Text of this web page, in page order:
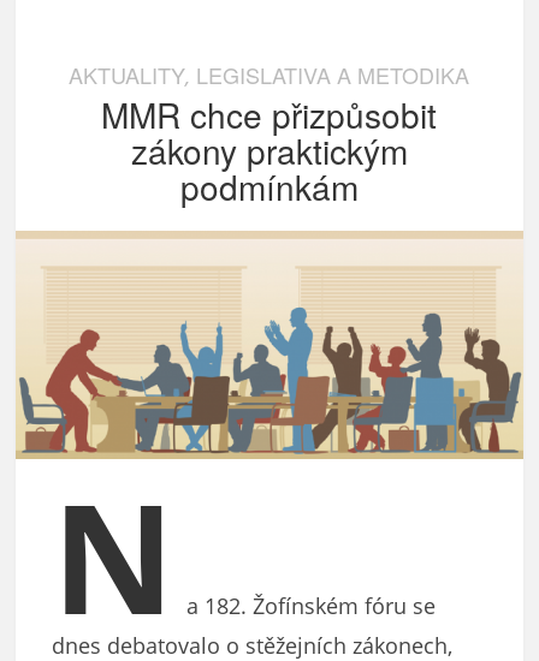
AKTUALITY, LEGISLATIVA A METODIKA
MMR chce přizpůsobit
zákony praktickým
podmínkám
N
a 182. Žofínském fóru se
dnes debatovalo o stěžejních zákonech,